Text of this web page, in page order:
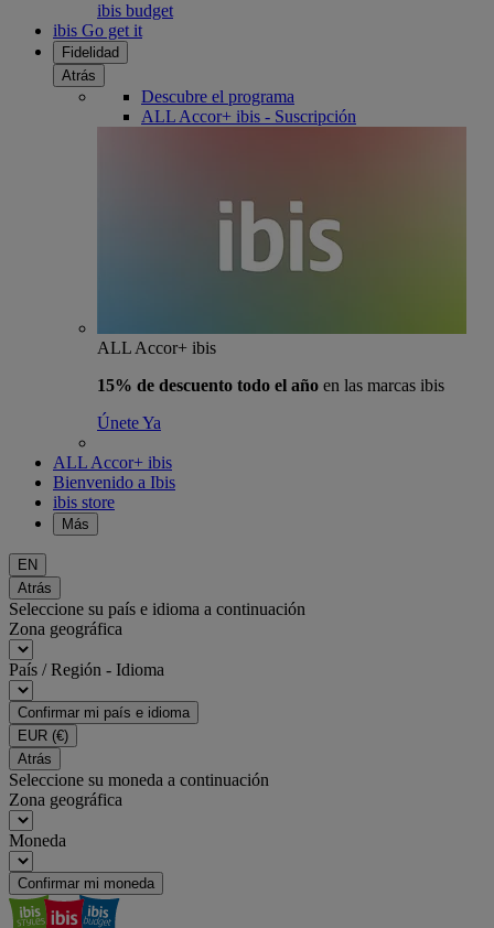
ibis budget
ibis Go get it
Fidelidad
Atrás
Descubre el programa
ALL Accor+ ibis - Suscripción
ALL Accor+ ibis
15% de descuento todo el año en las marcas ibis
Únete Ya
ALL Accor+ ibis
Bienvenido a Ibis
ibis store
Más
EN
Atrás
Seleccione su país e idioma a continuación
Zona geográfica
País / Región - Idioma
Confirmar mi país e idioma
EUR (€)
Atrás
Seleccione su moneda a continuación
Zona geográfica
Moneda
Confirmar mi moneda